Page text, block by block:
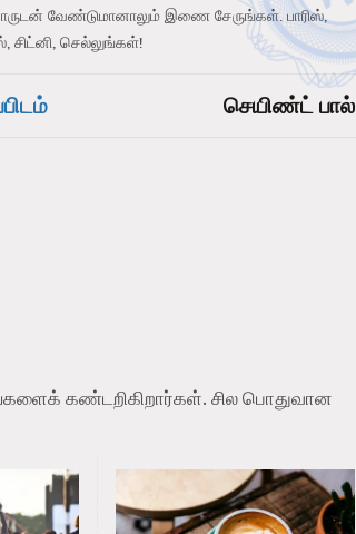
வேண்டுமானாலும் இணை சேருங்கள். பாரிஸ்,
சிட்னி, செல்லுங்கள்!
செயிண்ட் பால்
கண்டறிகிறார்கள். சில பொதுவான